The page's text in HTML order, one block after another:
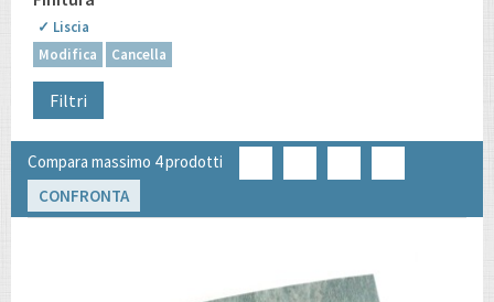
✓ Liscia
Modifica
Cancella
Filtri
Compara massimo 4 prodotti
CONFRONTA